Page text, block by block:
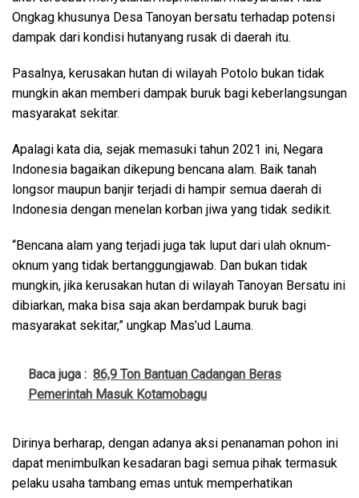
Ongkag khusunya Desa Tanoyan bersatu terhadap potensi
dampak dari kondisi hutanyang rusak di daerah itu.
Pasalnya, kerusakan hutan di wilayah Potolo bukan tidak
mungkin akan memberi dampak buruk bagi keberlangsungan
masyarakat sekitar.
Apalagi kata dia, sejak memasuki tahun 2021 ini, Negara
Indonesia bagaikan dikepung bencana alam. Baik tanah
longsor maupun banjir terjadi di hampir semua daerah di
Indonesia dengan menelan korban jiwa yang tidak sedikit.
“Bencana alam yang terjadi juga tak luput dari ulah oknum-
oknum yang tidak bertanggungjawab. Dan bukan tidak
mungkin, jika kerusakan hutan di wilayah Tanoyan Bersatu ini
dibiarkan, maka bisa saja akan berdampak buruk bagi
masyarakat sekitar,” ungkap Mas’ud Lauma.
Baca juga : 86,9 Ton Bantuan Cadangan Beras
Pemerintah Masuk Kotamobagu
Dirinya berharap, dengan adanya aksi penanaman pohon ini
dapat menimbulkan kesadaran bagi semua pihak termasuk
pelaku usaha tambang emas untuk memperhatikan